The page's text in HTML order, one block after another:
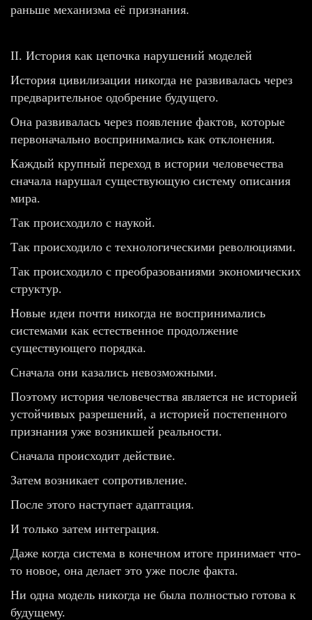
раньше механизма её признания.
II. История как цепочка нарушений моделей
История цивилизации никогда не развивалась через
предварительное одобрение будущего.
Она развивалась через появление фактов, которые
первоначально воспринимались как отклонения.
Каждый крупный переход в истории человечества
сначала нарушал существующую систему описания
мира.
Так происходило с наукой.
Так происходило с технологическими революциями.
Так происходило с преобразованиями экономических
структур.
Новые идеи почти никогда не воспринимались
системами как естественное продолжение
существующего порядка.
Сначала они казались невозможными.
Поэтому история человечества является не историей
устойчивых разрешений, а историей постепенного
признания уже возникшей реальности.
Сначала происходит действие.
Затем возникает сопротивление.
После этого наступает адаптация.
И только затем интеграция.
Даже когда система в конечном итоге принимает что-
то новое, она делает это уже после факта.
Ни одна модель никогда не была полностью готова к
будущему.